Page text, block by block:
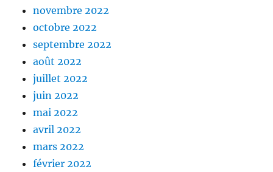
novembre 2022
octobre 2022
septembre 2022
août 2022
juillet 2022
juin 2022
mai 2022
avril 2022
mars 2022
février 2022